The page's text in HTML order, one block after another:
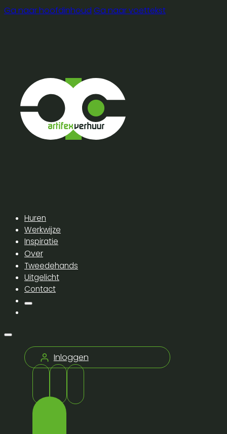
Ga naar hoofdinhoud Ga naar voettekst
Huren
Werkwijze
Inspiratie
Over
Tweedehands
Uitgelicht
Contact
Inloggen